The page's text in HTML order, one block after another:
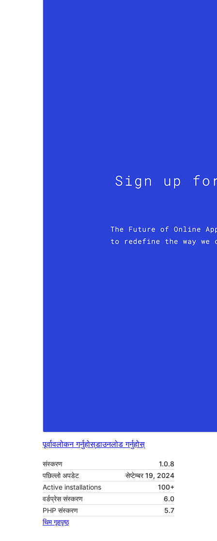
पूर्वावलोकन गर्नुहोस्डाउनलोड गर्नुहोस्
संस्करण
1.0.8
पछिल्लो अपडेट
सेप्टेम्बर 19, 2024
Active installations
100+
वर्डप्रेस संस्करण
6.0
PHP संस्करण
5.7
थिम गृहपृष्ठ